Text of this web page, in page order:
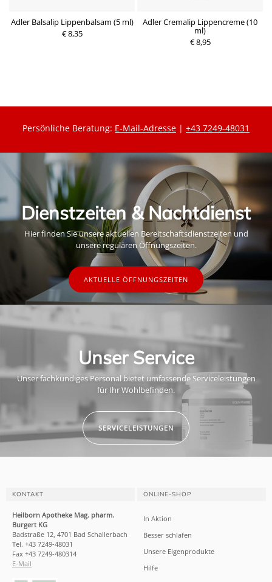
Adler Balsalip Lippenbalsam (5 ml)
€ 8,35
Adler Cremalip Lippencreme (10
ml)
€ 8,95
Persönliche Beratung: E-Mail-Adresse | +43 7249-48031
Dienstzeiten & Nachtdienst
Hier finden Sie unsere aktuellen Bereitschaftsdienstzeiten und
unsere regulären Öffnungszeiten.
AKTUELLE ÖFFNUNGSZEITEN
Unser Service
Unser fachkundiges Personal bietet umfassende Serviceleistungen
für Ihr Wohlbefinden.
SERVICELEISTUNGEN
KONTAKT
Heilborn Apotheke Mag. pharm.
Burgert KG
Badstraße 12, 4701 Bad Schallerbach
Tel. +43 7249-48031
Fax +43 7249-480314
E-Mail
ONLINE-SHOP
In Aktion
Besser schlafen
Unsere Eigenprodukte
Hilfe